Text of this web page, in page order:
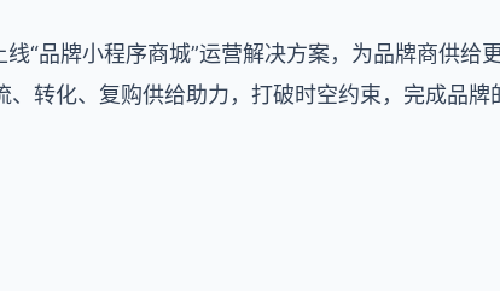
“品牌小程序商城”运营解决方案，为品牌商供给
、转化、复购供给助力，打破时空约束，完成品